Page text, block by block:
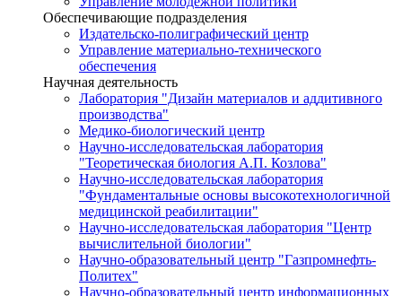
Обеспечивающие подразделения
Издательско-полиграфический центр
Управление материально-технического
обеспечения
Научная деятельность
Лаборатория "Дизайн материалов и аддитивного
производства"
Медико-биологический центр
Научно-исследовательская лаборатория
"Теоретическая биология А.П. Козлова"
Научно-исследовательская лаборатория
"Фундаментальные основы высокотехнологичной
медицинской реабилитации"
Научно-исследовательская лаборатория "Центр
вычислительной биологии"
Научно-образовательный центр "Газпромнефть-
Политех"
Научно-образовательный центр информационных